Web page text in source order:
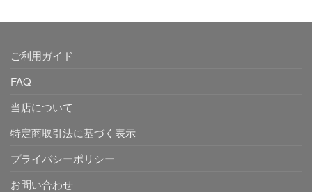
ご利用ガイド
FAQ
当店について
特定商取引法に基づく表示
プライバシーポリシー
お問い合わせ